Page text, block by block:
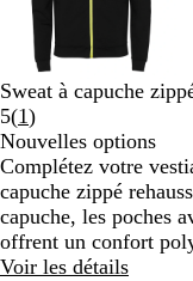
moins
pour
zoomer
les
touches
fléchées
pour
faire
défiler
Sweat à capuche
5(1Lire
les
1
avis
)
Nouvelles options
Complétez votre
capuche zippé
capuche, les poches
offrent un confort
Voir les détails